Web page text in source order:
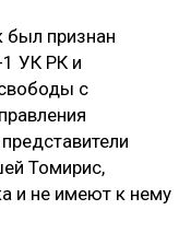
был признан
УК РК и
с
Томирис,
и не имеют к нему